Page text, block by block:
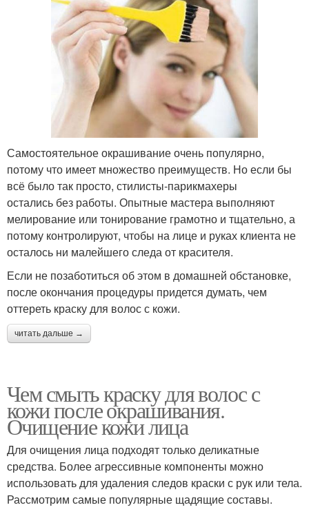
Самостоятельное окрашивание очень популярно,
потому что имеет множество преимуществ. Но если бы
всё было так просто, стилисты-парикмахеры
остались без работы. Опытные мастера выполняют
мелирование или тонирование грамотно и тщательно, а
потому контролируют, чтобы на лице и руках клиента не
осталось ни малейшего следа от красителя.
Если не позаботиться об этом в домашней обстановке,
после окончания процедуры придется думать, чем
оттереть краску для волос с кожи.
читать дальше →
Чем смыть краску для волос с
кожи после окрашивания.
Очищение кожи лица
Для очищения лица подходят только деликатные
средства. Более агрессивные компоненты можно
использовать для удаления следов краски с рук или тела.
Рассмотрим самые популярные щадящие составы.